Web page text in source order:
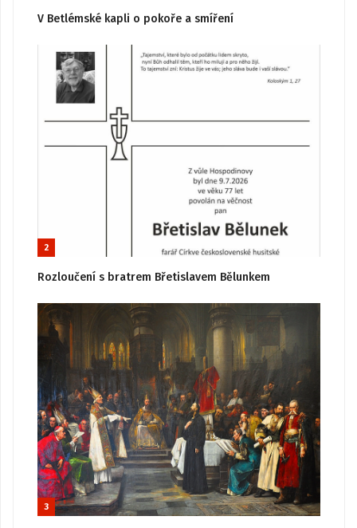
V Betlémské kapli o pokoře a smíření
2
Rozloučení s bratrem Břetislavem Bělunkem
3